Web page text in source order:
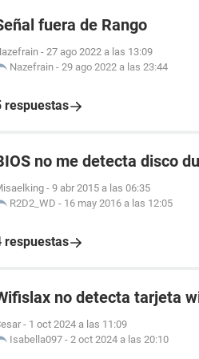
fuera de Rango
- 27 ago 2022 a las 13:09
Nazefrain - 29 ago 2022 a las 23:44
respuestas
no me detecta disco
- 9 abr 2015 a las 06:35
R2D2_WD - 16 may 2016 a las 12:05
respuestas
no detecta tarjeta
- 1 oct 2024 a las 11:09
Isabella097 - 2 oct 2024 a las 20:10